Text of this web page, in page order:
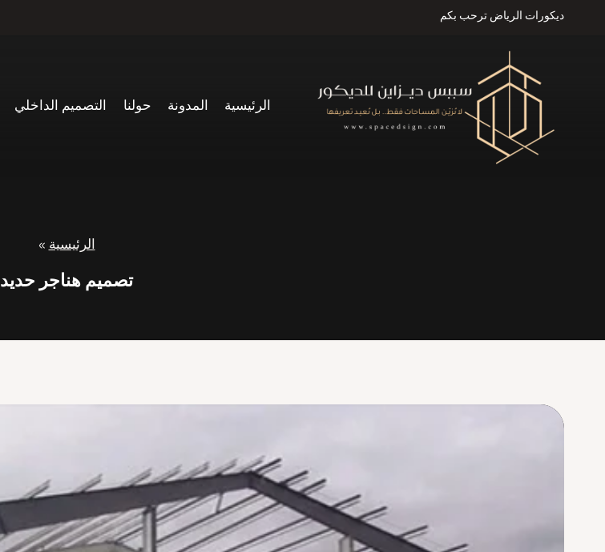
ديكورات الرياض ترحب بكم
الرئيسية المدونة حولنا التصميم الداخلي
الرئيسية»
تصميم هناجر حديد